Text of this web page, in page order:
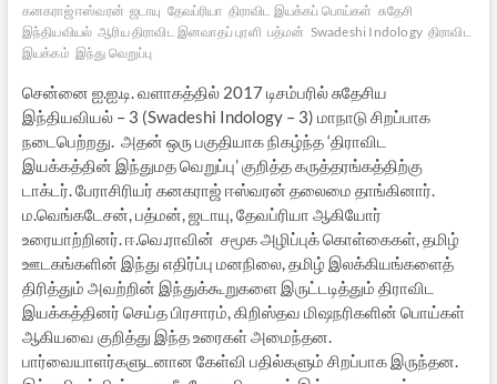
கனகராஜ் ஈஸ்வரன் ஜடாயு தேவப்ரியா திராவிட இயக்கப் பொய்கள் சுதேசி
இந்தியவியல் ஆரிய திராவிட இனவாதப் புரளி பத்மன் Swadeshi Indology திராவிட
இயக்கம் இந்து வெறுப்பு
சென்னை ஐ.ஐ.டி. வளாகத்தில் 2017 டிசம்பரில் சுதேசிய
இந்தியவியல் – 3 (Swadeshi Indology – 3) மாநாடு சிறப்பாக
நடைபெற்றது. அதன் ஒரு பகுதியாக நிகழ்ந்த ‘திராவிட
இயக்கத்தின் இந்துமத வெறுப்பு’ குறித்த கருத்தரங்கத்திற்கு
டாக்டர். பேராசிரியர் கனகராஜ் ஈஸ்வரன் தலைமை தாங்கினார்.
ம.வெங்கடேசன், பத்மன், ஜடாயு, தேவப்ரியா ஆகியோர்
உரையாற்றினர். ஈ.வெ.ராவின் சமூக அழிப்புக் கொள்கைகள், தமிழ்
ஊடகங்களின் இந்து எதிர்ப்பு மனநிலை, தமிழ் இலக்கியங்களைத்
திரித்தும் அவற்றின் இந்துக்கூறுகளை இருட்டடித்தும் திராவிட
இயக்கத்தினர் செய்த பிரசாரம், கிறிஸ்தவ மிஷநரிகளின் பொய்கள்
ஆகியவை குறித்து இந்த உரைகள் அமைந்தன.
பார்வையாளர்களுடனான கேள்வி பதில்களும் சிறப்பாக இருந்தன.